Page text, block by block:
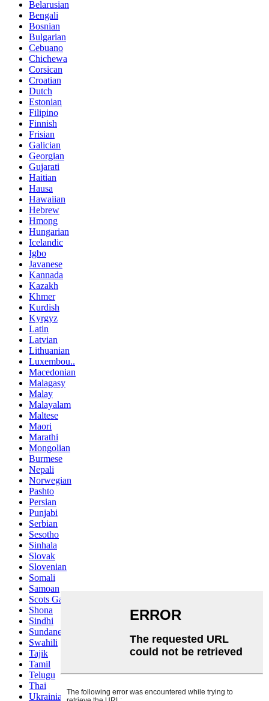
Belarusian
Bengali
Bosnian
Bulgarian
Cebuano
Chichewa
Corsican
Croatian
Dutch
Estonian
Filipino
Finnish
Frisian
Galician
Georgian
Gujarati
Haitian
Hausa
Hawaiian
Hebrew
Hmong
Hungarian
Icelandic
Igbo
Javanese
Kannada
Kazakh
Khmer
Kurdish
Kyrgyz
Latin
Latvian
Lithuanian
Luxembou..
Macedonian
Malagasy
Malay
Malayalam
Maltese
Maori
Marathi
Mongolian
Burmese
Nepali
Norwegian
Pashto
Persian
Punjabi
Serbian
Sesotho
Sinhala
Slovak
Slovenian
Somali
Samoan
Scots Gaelic
Shona
Sindhi
Sundanese
Swahili
Tajik
Tamil
Telugu
Thai
Ukrainian